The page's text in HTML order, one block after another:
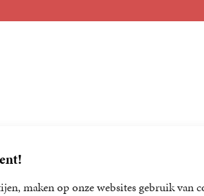
maken op onze websites gebruik